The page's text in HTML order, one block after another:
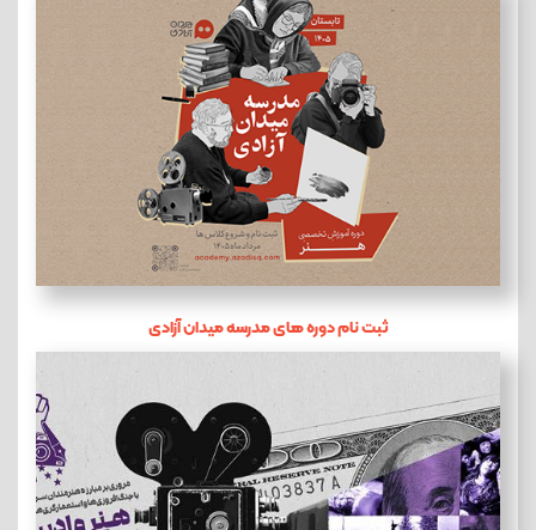
ثبت نام دوره های مدرسه میدان آزادی